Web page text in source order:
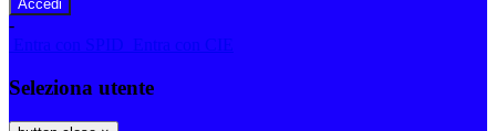
-
Entra con SPID
Entra con CIE
Seleziona utente